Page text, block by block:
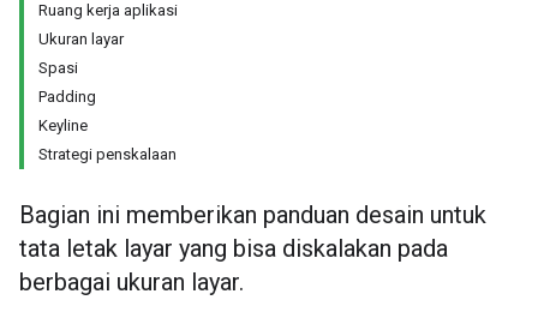
Ruang kerja aplikasi
Ukuran layar
Spasi
Padding
Keyline
Strategi penskalaan
Bagian ini memberikan panduan desain untuk
tata letak layar yang bisa diskalakan pada
berbagai ukuran layar.